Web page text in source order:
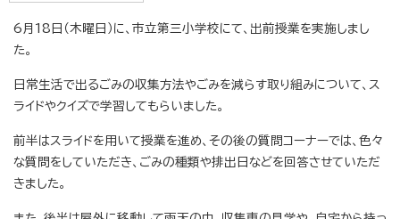
6月18日（木曜日）に、市立第三小学校にて、出前授業を実施しまし
た。
日常生活で出るごみの収集方法やごみを減らす取り組みについて、ス
ライドやクイズで学習してもらいました。
前半はスライドを用いて授業を進め、その後の質問コーナーでは、色々
な質問をしていただき、ごみの種類や排出日などを回答させていただ
きました。